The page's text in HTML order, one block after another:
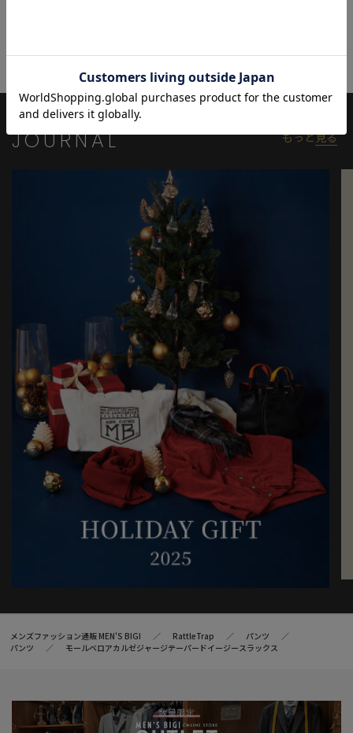
境、設定により実際のカラーと画像の色味が違って見える場合が
御座います。予めご了承の上、ご注文下さい。
※屋外での撮影画像は光の加減で、実際の商品より明るく見える
場合が御座います。商品の色味は生地アップ・スタジオ撮影の画
JOURNAL もっと見る
メンズファッション通販 MEN'S BIGI RattleTrap
パンツ
パンツ
モールベロアカルゼジャージテーパードイージースラックス